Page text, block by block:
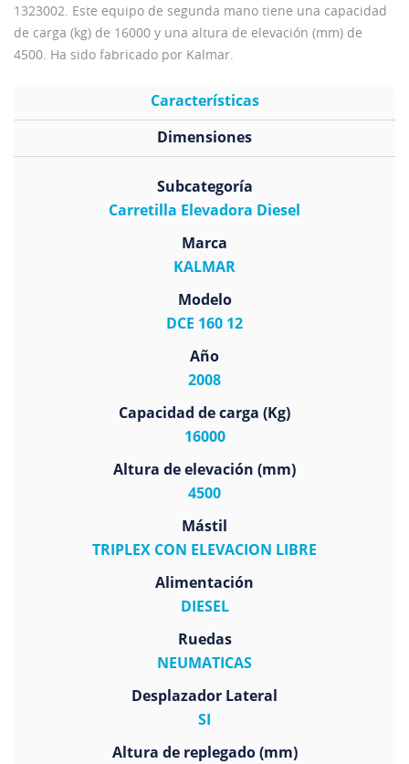
1323002. Este equipo de segunda mano tiene una capacidad
de carga (kg) de 16000 y una altura de elevación (mm) de
4500. Ha sido fabricado por Kalmar.
Características
Subcategoría
Carretilla Elevadora Diesel
Marca
KALMAR
Modelo
DCE 160 12
Año
2008
Capacidad de carga (Kg)
16000
Altura de elevación (mm)
4500
Mástil
TRIPLEX CON ELEVACION LIBRE
Alimentación
DIESEL
Ruedas
NEUMATICAS
Desplazador Lateral
SI
Altura de replegado (mm)
Dimensiones